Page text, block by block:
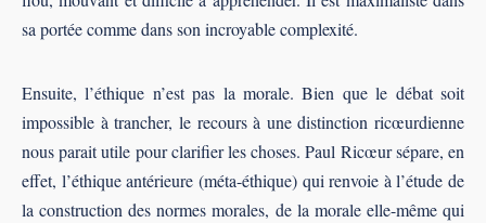
sa portée comme dans son incroyable complexité.
Ensuite, l’éthique n’est pas la morale. Bien que le débat soit
impossible à trancher, le recours à une distinction ricœurdienne
nous parait utile pour clarifier les choses. Paul Ricœur sépare, en
effet, l’éthique antérieure (méta-éthique) qui renvoie à l’étude de
la construction des normes morales, de la morale elle-même qui